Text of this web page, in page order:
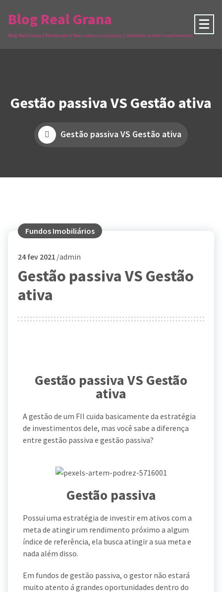
Blog Real Grana
Blog Real Grana | Mandando a Real sobre a sua Grana | Conteúdo sobre investimentos
Gestão passiva VS Gestão ativa
Gestão passiva VS Gestão ativa
Fundos Imobiliários
24fev 2021 admin
Gestão passiva VS Gestão
ativa
Gestão passiva VS Gestão
ativa
A gestão de um FII cuida basicamente da estratégia
de investimentos dele, mas você sabe a diferença
entre gestão passiva e gestão passiva?
Gestão passiva
Possui uma estratégia de investir em ativos com a
meta de atingir um rendimento próximo a algum
índice de referência, ela busca atingir a sua meta e
nada além disso.
Em fundos de gestão passiva, o gestor não estará
muito atento á grandes oportunidades dentro do